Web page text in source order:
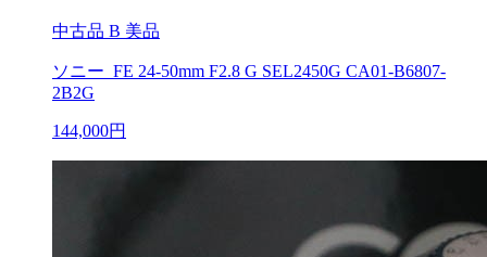
中古品 B 美品
ソニー FE 24-50mm F2.8 G SEL2450G CA01-B6807-
2B2G
144,000円